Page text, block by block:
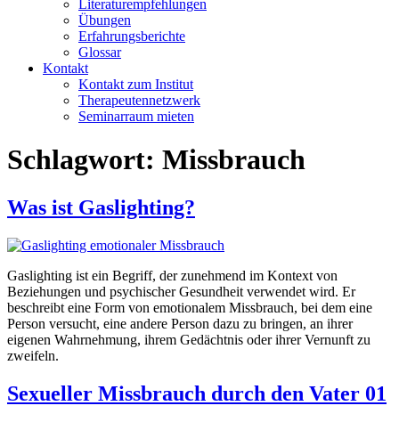
Literaturempfehlungen
Übungen
Erfahrungsberichte
Glossar
Kontakt
Kontakt zum Institut
Therapeutennetzwerk
Seminarraum mieten
Schlagwort: Missbrauch
Was ist Gaslighting?
Gaslighting ist ein Begriff, der zunehmend im Kontext von
Beziehungen und psychischer Gesundheit verwendet wird. Er
beschreibt eine Form von emotionalem Missbrauch, bei dem eine
Person versucht, eine andere Person dazu zu bringen, an ihrer
eigenen Wahrnehmung, ihrem Gedächtnis oder ihrer Vernunft zu
zweifeln.
Sexueller Missbrauch durch den Vater 01